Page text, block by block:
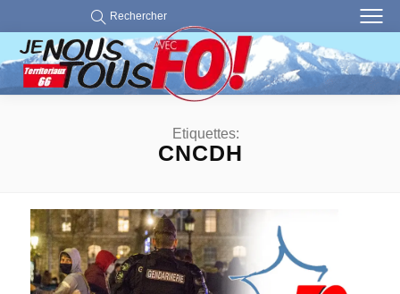
Rechercher
Etiquettes:
CNCDH